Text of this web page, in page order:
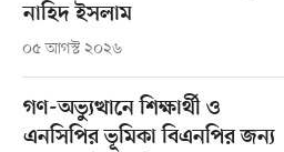
নাহিদ ইসলাম
০৫ আগস্ট ২০২৬
গণ-অভ্যুত্থানে শিক্ষার্থী ও
এনসিপির ভূমিকা বিএনপির জন্য